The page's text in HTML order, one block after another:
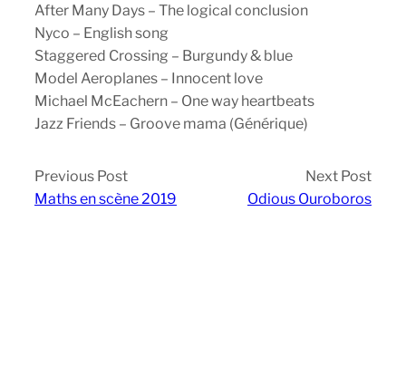
After Many Days – The logical conclusion
Nyco – English song
Staggered Crossing – Burgundy & blue
Model Aeroplanes – Innocent love
Michael McEachern – One way heartbeats
Jazz Friends – Groove mama (Générique)
Previous Post
Maths en scène 2019
Next Post
Odious Ouroboros